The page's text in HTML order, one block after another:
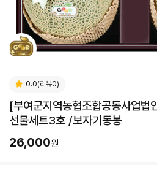
0.0(리뷰0)
[부여군지역농협조합공동사업법
선물세트3호 /보자기동봉
26,000원